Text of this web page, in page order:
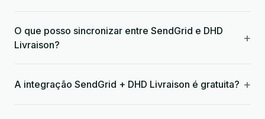
O que posso sincronizar entre SendGrid e DHD
Livraison?
+
A integração SendGrid + DHD Livraison é gratuita? +